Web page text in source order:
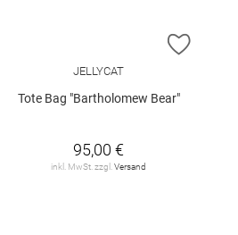
ZUR
JELLYCAT
Tote Bag "Bartholomew Bear"
95,00 €
inkl. MwSt. zzgl.Versand